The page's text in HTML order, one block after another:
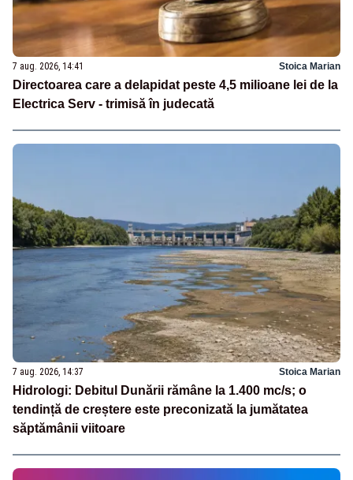
7 aug. 2026, 14:41 Stoica Marian
Directoarea care a delapidat peste 4,5 milioane lei de la
Electrica Serv - trimisă în judecată
7 aug. 2026, 14:37 Stoica Marian
Hidrologi: Debitul Dunării rămâne la 1.400 mc/s; o
tendință de creștere este preconizată la jumătatea
săptămânii viitoare